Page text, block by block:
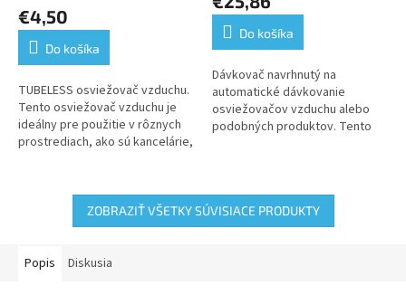
€4,50
Do košíka
TUBELESS osviežovač vzduchu.
Tento osviežovač vzduchu je
ideálny pre použitie v rôznych
prostrediach, ako sú kancelárie,
produktu
5,0
5
hviezdičiek.
Do košíka
Dávkovač navrhnutý na
automatické dávkovanie
osviežovačov vzduchu alebo
podobných produktov. Tento
ZOBRAZIŤ VŠETKY SÚVISIACE PRODUKTY
Popis Diskusia